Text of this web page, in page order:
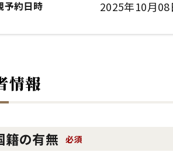
予約日時 2025年10月
情報
籍の有無 必須